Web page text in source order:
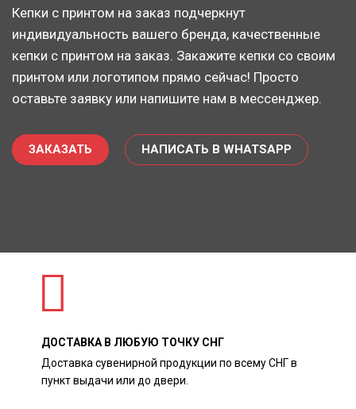
Кепки с принтом на заказ подчеркнут
индивидуальность вашего бренда, качественные
кепки с принтом на заказ. Закажите кепки со своим
принтом или логотипом прямо сейчас! Просто
оставьте заявку или напишите нам в мессенджер.
ЗАКАЗАТЬ НАПИСАТЬ В WHATSAPP
ДОСТАВКА В ЛЮБУЮ ТОЧКУ СНГ
Доставка сувенирной продукции по всему СНГ в
пункт выдачи или до двери.